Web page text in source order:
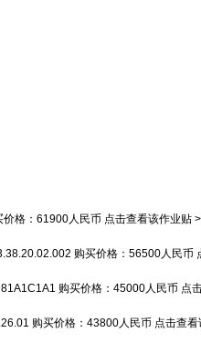
价格： 61900人民币 点击查看该作业贴
购买价格： 56500人民币
购买价格： 45000人民币 点
购买价格： 43800人民币 点击查